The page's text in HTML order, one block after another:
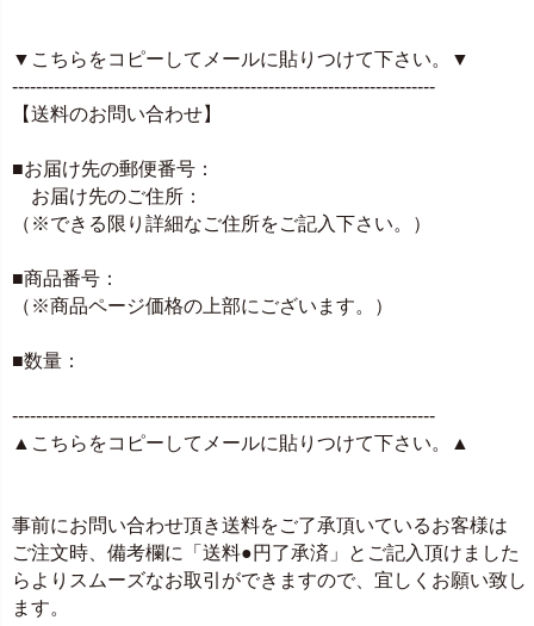
▼こちらをコピーしてメールに貼りつけて下さい。▼
-----------------------------------------------------------------------
【送料のお問い合わせ】
■お届け先の郵便番号：
お届け先のご住所：
（※できる限り詳細なご住所をご記入下さい。）
■商品番号：
（※商品ページ価格の上部にございます。）
■数量：
-----------------------------------------------------------------------
▲こちらをコピーしてメールに貼りつけて下さい。▲
事前にお問い合わせ頂き送料をご了承頂いているお客様は
ご注文時、備考欄に「送料●円了承済」とご記入頂けました
らよりスムーズなお取引ができますので、宜しくお願い致し
ます。